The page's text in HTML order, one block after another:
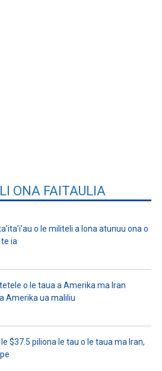
ONA FAITAULIA
o le militeli a lona atunuu ona o
ia
o le taua a Amerika ma Iran
Amerika ua maliliu
$37.5 piliona le tau o le taua ma Iran,